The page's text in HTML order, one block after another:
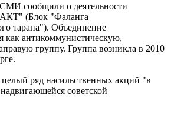
сообщили о деятельности
(Блок "Фаланга
тарана"). Объединение
как антикоммунистическую,
группу. Группа возникла в 2010
ряд насильственных акций "в
советской